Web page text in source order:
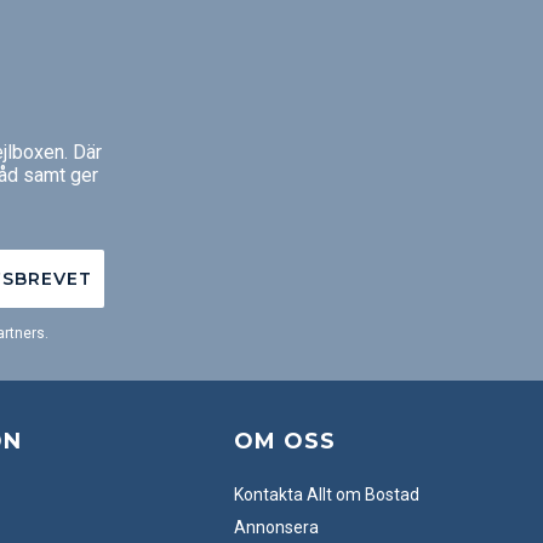
Där
samt ger
OM OSS
Kontakta Allt om Bostad
Annonsera